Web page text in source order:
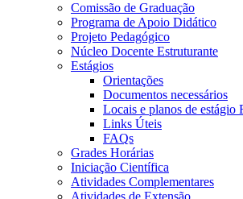
Comissão de Graduação
Programa de Apoio Didático
Projeto Pedagógico
Núcleo Docente Estruturante
Estágios
Orientações
Documentos necessários
Locais e planos de estágio
Links Úteis
FAQs
Grades Horárias
Iniciação Científica
Atividades Complementares
Atividades de Extensão